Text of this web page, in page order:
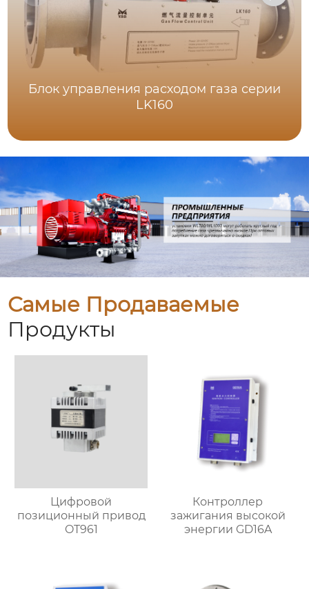
Блок управления расходом газа серии
LK160
Самые Продаваемые
Продукты
Цифровой
позиционный привод
OT961
Контроллер
зажигания высокой
энергии GD16A